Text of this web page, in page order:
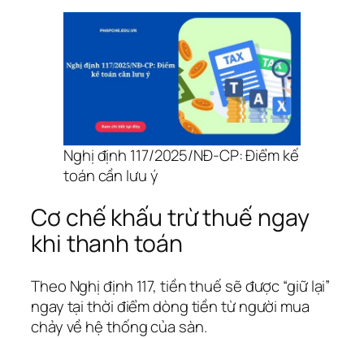
Nghị định 117/2025/NĐ-CP: Điểm kế
toán cần lưu ý
Cơ chế khấu trừ thuế ngay
khi thanh toán
Theo Nghị định 117, tiền thuế sẽ được “giữ lại”
ngay tại thời điểm dòng tiền từ người mua
chảy về hệ thống của sàn.